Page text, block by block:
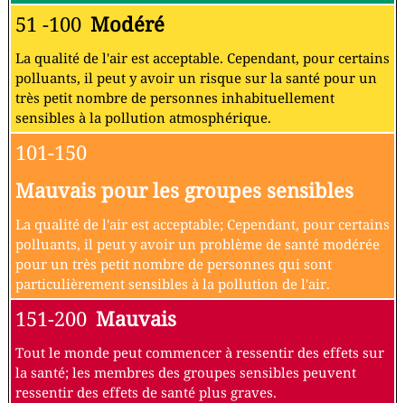
51 -100 Modéré
La qualité de l'air est acceptable. Cependant, pour certains
polluants, il peut y avoir un risque sur la santé pour un
très petit nombre de personnes inhabituellement
sensibles à la pollution atmosphérique.
101-150
Mauvais pour les groupes sensibles
La qualité de l'air est acceptable; Cependant, pour certains
polluants, il peut y avoir un problème de santé modérée
pour un très petit nombre de personnes qui sont
particulièrement sensibles à la pollution de l'air.
151-200 Mauvais
Tout le monde peut commencer à ressentir des effets sur
la santé; les membres des groupes sensibles peuvent
ressentir des effets de santé plus graves.